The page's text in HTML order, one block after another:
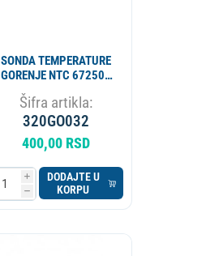
SONDA TEMPERATURE
GORENJE NTC 672505
658696 PINOVI
ORIGINAL
Šifra artikla:
320GO032
400,00 RSD
i
h
DODAJTE U
KORPU